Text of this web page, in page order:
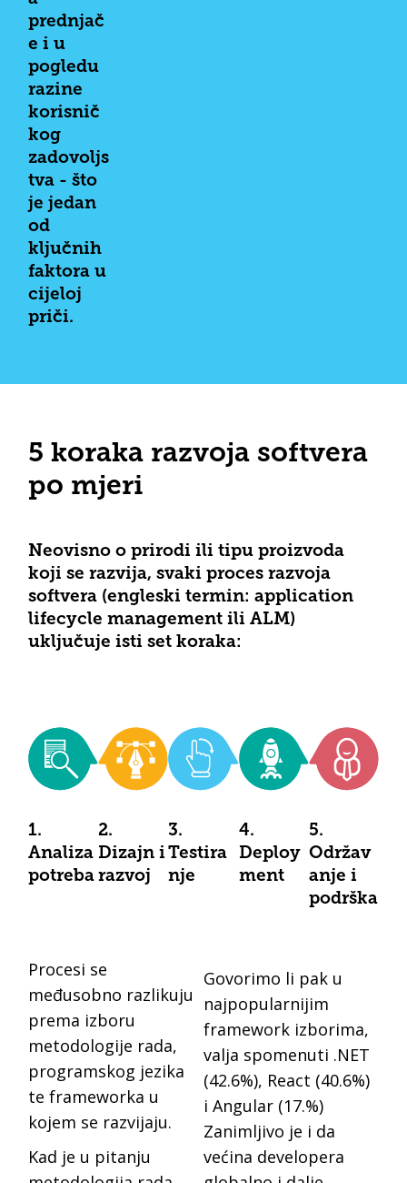
prednjač
e i u
pogledu
razine
korisnič
kog
zadovoljs
tva - što
je jedan
od
ključnih
faktora u
cijeloj
priči.
5 koraka razvoja softvera
po mjeri
Neovisno o prirodi ili tipu proizvoda
koji se razvija, svaki proces razvoja
softvera (engleski termin: application
lifecycle management ili ALM)
uključuje isti set koraka:
1.
Analiza
potreba
2.
Dizajn i
razvoj
3.
Testira
nje
4.
Deploy
ment
5.
Održav
anje i
podrška
Procesi se
međusobno razlikuju
prema izboru
metodologije rada,
programskog jezika
te frameworka u
kojem se razvijaju.
Kad je u pitanju
Govorimo li pak u
najpopularnijim
framework izborima,
valja spomenuti .NET
(42.6%), React (40.6%)
i Angular (17.%)
Zanimljivo je i da
većina developera